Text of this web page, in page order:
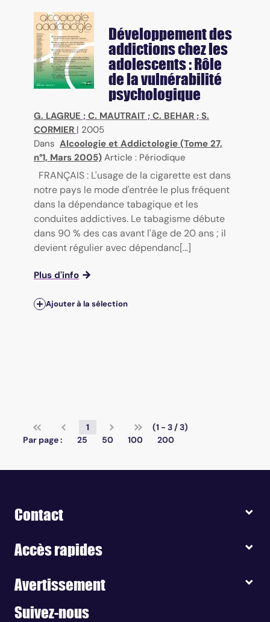
Développement des
addictions chez les
adolescents : Rôle
de la vulnérabilité
psychologique
G. LAGRUE ; C. MAUTRAIT ; C. BEHAR ; S.
CORMIER | 2005
Dans Alcoologie et Addictologie (Tome 27,
n°1, Mars 2005) Article : Périodique
FRANÇAIS : L'usage de la cigarette est dans
notre pays le mode d'entrée le plus fréquent
dans la dépendance tabagique et les
conduites addictives. Le tabagisme débute
dans 90 % des cas avant l'âge de 20 ans ; il
devient régulier avec dépendanc[...]
Plus d'info
Ajouter à la sélection
1
(1 - 3 / 3)
Par page :
25 50 100 200
Contact
Accès rapides
Avertissement
Suivez-nous